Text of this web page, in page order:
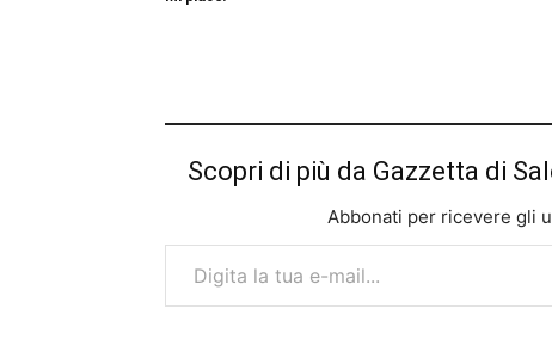
Scopri di più da Gazzetta di
Abbonati per ricevere gli
Digita la tua e-mail...